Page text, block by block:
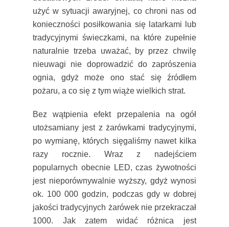
użyć w sytuacji awaryjnej, co chroni nas od
konieczności posiłkowania się latarkami lub
tradycyjnymi świeczkami, na które zupełnie
naturalnie trzeba uważać, by przez chwilę
nieuwagi nie doprowadzić do zaprószenia
ognia, gdyż może ono stać się źródłem
pożaru, a co się z tym wiąże wielkich strat.
Bez wątpienia efekt przepalenia na ogół
utożsamiany jest z żarówkami tradycyjnymi,
po wymianę, których sięgaliśmy nawet kilka
razy rocznie. Wraz z nadejściem
popularnych obecnie LED, czas żywotności
jest nieporównywalnie wyższy, gdyż wynosi
ok. 100 000 godzin, podczas gdy w dobrej
jakości tradycyjnych żarówek nie przekraczał
1000. Jak zatem widać różnica jest